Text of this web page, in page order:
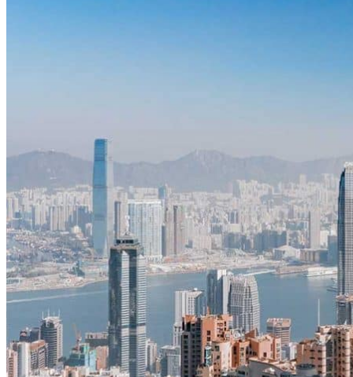
Nos Petits Groupes
Ambiance
Nature et grands paysages
Famille et enfants
Trekking et aventure
Luxe et exception
Où et quand partir ?
Printemps
Eté
Automne
Hiver
Infos pratiques
Notre agence
Notre agence en Chine
Réseau Asian Roads